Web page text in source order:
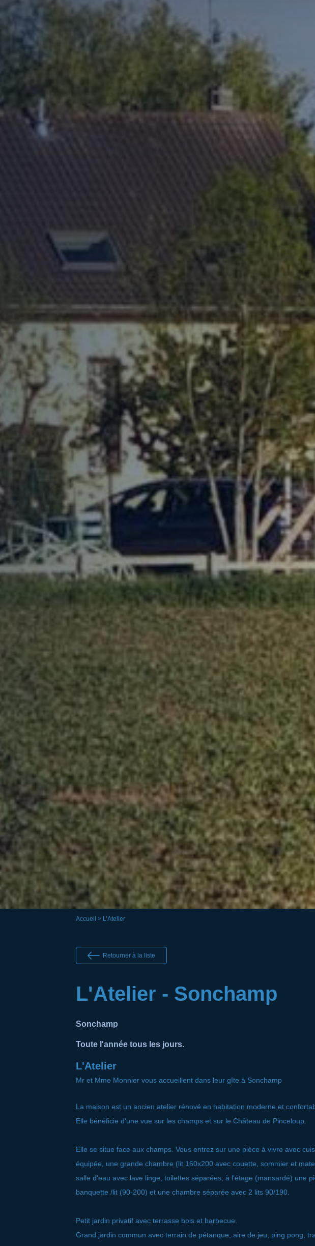
Accueil > L’Atelier
Retourner à la liste
L'Atelier - Sonchamp
Sonchamp
Toute l'année tous les jours.
L'Atelier
Mr et Mme Monnier vous accueillent dans leur gîte à Sonchamp
La maison est un ancien atelier rénové en habitation moderne et
Elle bénéficie d'une vue sur les champs et sur le Château de Pinceloup.
Elle se situe face aux champs. Vous entrez sur une pièce à vivre avec
équipée, une grande chambre (lit 160x200 avec couette, sommier et
salle d'eau avec lave linge, toilettes séparées, à l'étage (mansardé) une
banquette /lit (90-200) et une chambre séparée avec 2 lits 90/190.
Petit jardin privatif avec terrasse bois et barbecue.
Grand jardin commun avec terrain de pétanque, aire de jeu, ping pong,